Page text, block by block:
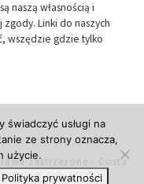
naszą własnością i
Linki do naszych
wszędzie gdzie tylko
zastrzeżone - Costa
informacje.
świadczyć usługi na
ze strony oznacza,
użycie.
Polityka prywatności